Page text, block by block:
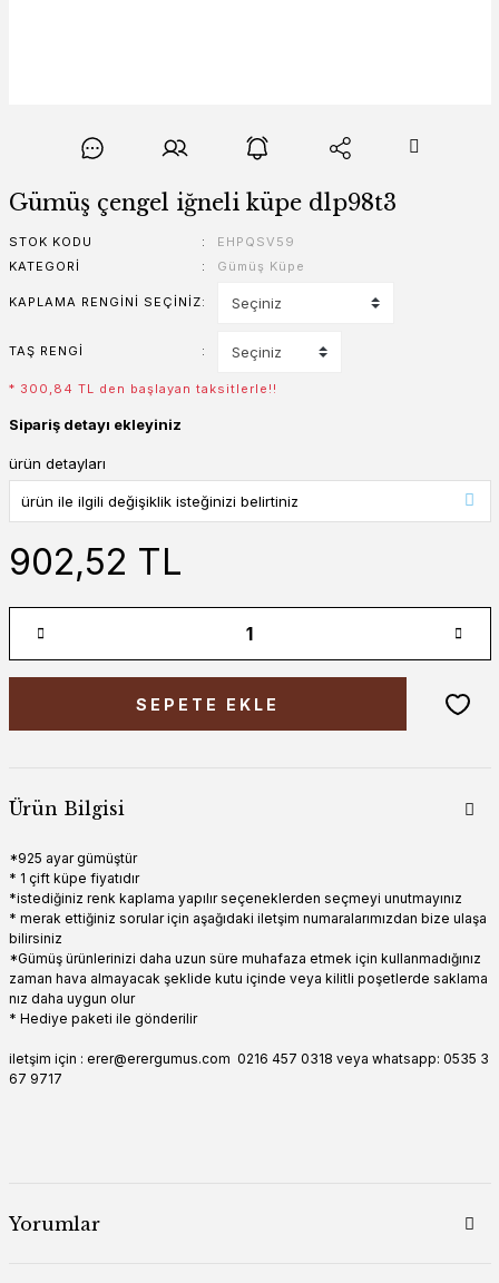
Gümüş çengel iğneli küpe dlp98t3
STOK KODU
EHPQSV59
KATEGORI
Gümüş Küpe
KAPLAMA RENGINI SEÇINIZ
TAŞ RENGI
* 300,84 TL den başlayan taksitlerle!!
Sipariş detayı ekleyiniz
ürün detayları
902,52 TL
SEPETE EKLE
Ürün Bilgisi
*925 ayar gümüştür
* 1 çift küpe fiyatıdır
*istediğiniz renk kaplama yapılır seçeneklerden seçmeyi unutmayınız
* merak ettiğiniz sorular için aşağıdaki iletşim numaralarımızdan bize ulaşa
bilirsiniz
*Gümüş ürünlerinizi daha uzun süre muhafaza etmek için kullanmadığınız
zaman hava almayacak şeklide kutu içinde veya kilitli poşetlerde saklama
nız daha uygun olur
* Hediye paketi ile gönderilir
iletşim için : erer@erergumus.com 0216 457 0318 veya whatsapp: 0535 3
67 9717
Yorumlar